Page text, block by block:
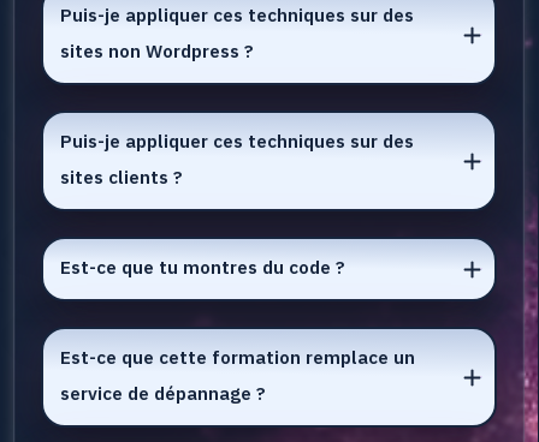
Puis-je appliquer ces techniques sur des
sites non Wordpress ?
Puis-je appliquer ces techniques sur des
sites clients ?
Est-ce que tu montres du code ?
Est-ce que cette formation remplace un
service de dépannage ?